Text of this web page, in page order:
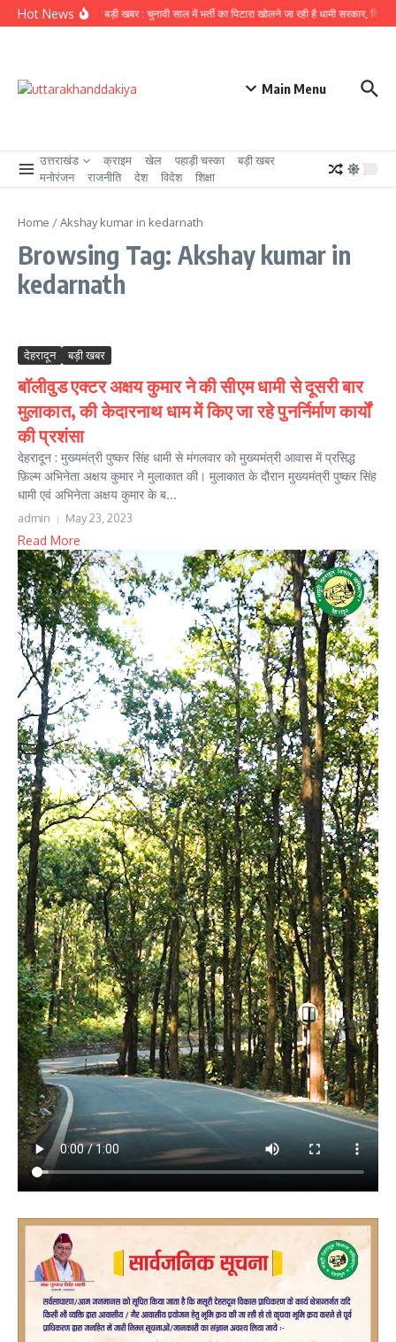
Skip to content
Hot Newsउत्तराखंड से बड़ी खबर : चुनावी साल में भर्ती का पिटारा खोलने जा रही है धामी सरकार,
Main Menu
उत्तराखंड क्राइम खेल पहाड़ी चस्का
बड़ी खबर
मनोरंजन
राजनीति देश विदेश शिक्षा
Home /Akshay kumar in kedarnath
Browsing Tag: Akshay kumar in
kedarnath
देहरादून बड़ी खबर
बॉलीवुड एक्टर अक्षय कुमार ने की सीएम धामी से दूसरी बार‌
मुलाकात, की केदारनाथ धाम में किए जा रहे पुनर्निर्माण कार्यों
की प्रशंसा
देहरादून : मुख्यमंत्री पुष्कर सिंह धामी से मंगलवार को मुख्यमंत्री आवास में प्रसिद्ध
फ़िल्म अभिनेता अक्षय कुमार ने मुलाकात की। मुलाकात के दौरान मुख्यमंत्री पुष्कर सिंह
धामी एवं अभिनेता अक्षय कुमार के ब...
admin May 23, 2023
Read More